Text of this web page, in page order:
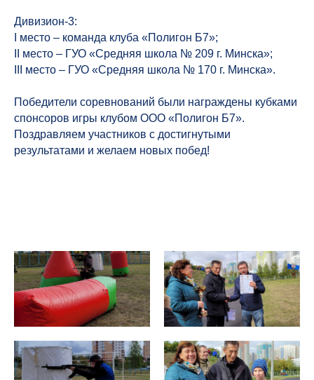
Дивизион-3:
I место – команда клуба «Полигон Б7»;
II место – ГУО «Средняя школа № 209 г. Минска»;
III место – ГУО «Средняя школа № 170 г. Минска».
Победители соревнований были награждены кубками
спонсоров игры клубом ООО «Полигон Б7».
Поздравляем участников с достигнутыми
результатами и желаем новых побед!